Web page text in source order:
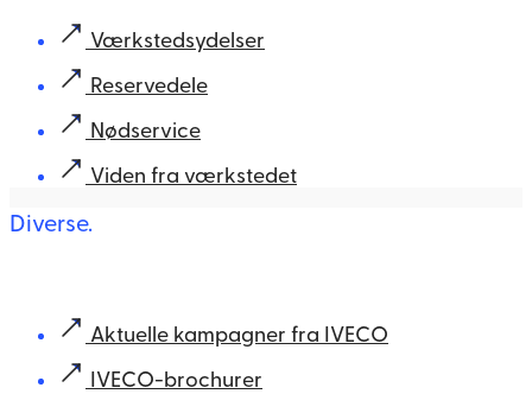
Værkstedsydelser
Reservedele
Nødservice
Viden fra værkstedet
Diverse.
Aktuelle kampagner fra IVECO
IVECO-brochurer